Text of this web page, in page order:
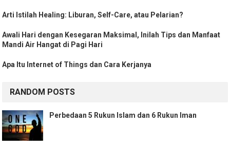
Arti Istilah Healing: Liburan, Self-Care, atau Pelarian?
Awali Hari dengan Kesegaran Maksimal, Inilah Tips dan Manfaat
Mandi Air Hangat di Pagi Hari
Apa Itu Internet of Things dan Cara Kerjanya
RANDOM POSTS
Perbedaan 5 Rukun Islam dan 6 Rukun Iman